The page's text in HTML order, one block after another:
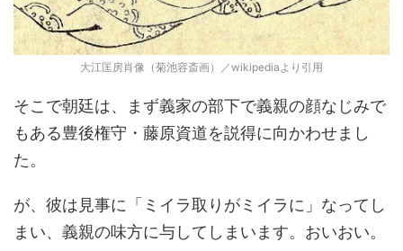
大江匡房肖像（菊池容斎画）／wikipediaより引用
そこで朝廷は、まず義家の部下で義親の顔なじみで
もある豊後権守・藤原資道を説得に向かわせまし
た。
が、彼は見事に「ミイラ取りがミイラに」なってし
まい、義親の味方に与してしまいます。おいおい。